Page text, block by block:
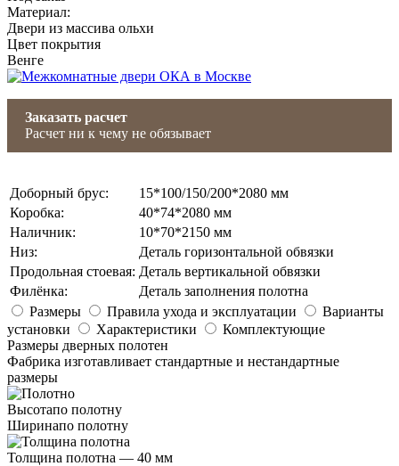
Материал:
Двери из массива ольхи
Цвет покрытия
Венге
Заказать расчет
Расчет ни к чему не обязывает
Доборный брус:
15*100/150/200*2080 мм
Коробка:
40*74*2080 мм
Наличник:
10*70*2150 мм
Низ:
Деталь горизонтальной обвязки
Продольная стоевая: Деталь вертикальной обвязки
Филёнка:
Деталь заполнения полотна
Размеры
Правила ухода и эксплуатации
Варианты
установки
Характеристики
Комплектующие
Размеры дверных полотен
Фабрика изготавливает стандартные и нестандартные
размеры
Высотапо полотну
Ширинапо полотну
Толщина полотна — 40 мм